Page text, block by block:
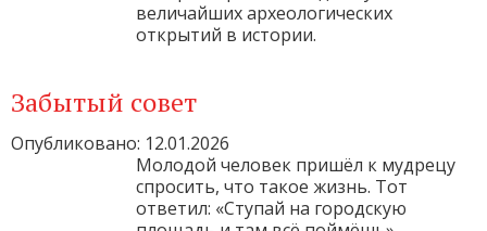
величайших археологических
открытий в истории.
Забытый совет
Опубликовано: 12.01.2026
Молодой человек пришёл к мудрецу
спросить, что такое жизнь. Тот
ответил: «Ступай на городскую